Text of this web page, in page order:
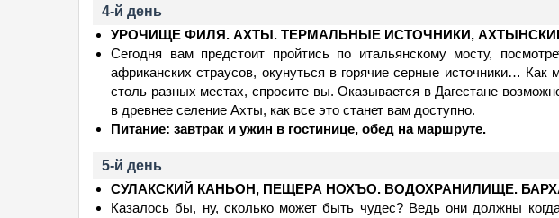
4-й день
УРОЧИЩЕ ФИЛЯ. АХТЫ. ТЕРМАЛЬНЫЕ ИСТОЧНИКИ,
Сегодня вам предстоит пройтись по итальянскому мосту,
африканских страусов, окунуться в горячие серные источники…
столь разных местах, спросите вы. Оказывается в Дагестане
в древнее селение Ахты, как все это станет вам доступно.
Питание: завтрак и ужин в гостинице, обед на маршруте.
5-й день
СУЛАКСКИЙ КАНЬОН, ПЕЩЕРА НОХЪО. ВОДОХРАНИЛИЩЕ.
Казалось бы, ну, сколько может быть чудес? Ведь они должны